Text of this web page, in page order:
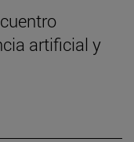
artificial y